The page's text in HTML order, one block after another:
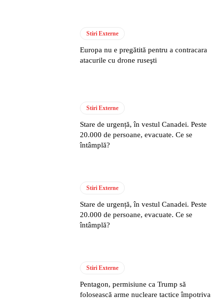
Stiri Externe
Europa nu e pregătită pentru a contracara
atacurile cu drone ruseşti
Stiri Externe
Stare de urgență, în vestul Canadei. Peste
20.000 de persoane, evacuate. Ce se
întâmplă?
Stiri Externe
Stare de urgență, în vestul Canadei. Peste
20.000 de persoane, evacuate. Ce se
întâmplă?
Stiri Externe
Pentagon, permisiune ca Trump să
folosească arme nucleare tactice împotriva